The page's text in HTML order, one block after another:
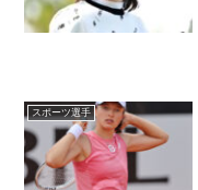
スポーツ選手